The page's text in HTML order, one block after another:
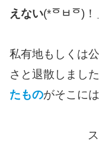
えない(*ᅙㅂᅙ)！
私有地もしくは
さと退散しまし
たものがそこに